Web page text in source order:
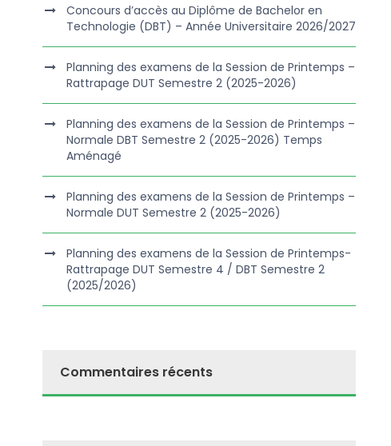
Concours d’accès au Diplôme de Bachelor en
Technologie (DBT) – Année Universitaire 2026/2027
Planning des examens de la Session de Printemps –
Rattrapage DUT Semestre 2 (2025-2026)
Planning des examens de la Session de Printemps –
Normale DBT Semestre 2 (2025-2026) Temps
Aménagé
Planning des examens de la Session de Printemps –
Normale DUT Semestre 2 (2025-2026)
Planning des examens de la Session de Printemps-
Rattrapage DUT Semestre 4 / DBT Semestre 2
(2025/2026)
Commentaires récents